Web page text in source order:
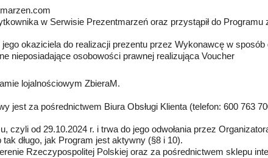
w Serwisie Prezentmarzeń oraz przystąpił do Programu
okaziciela do realizacji prezentu przez Wykonawcę w
nieposiadające osobowości prawnej realizująca Voucher
lojalnościowym ZbieraM.
za pośrednictwem Biura Obsługi Klienta (telefon: 600 763
od 29.10.2024 r. i trwa do jego odwołania przez
długo, jak Program jest aktywny (§8 i 10).
Rzeczypospolitej Polskiej oraz za pośrednictwem sklepu